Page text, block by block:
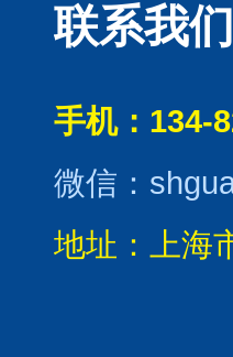
联系我们
手机：134-
微信：
地址：上海